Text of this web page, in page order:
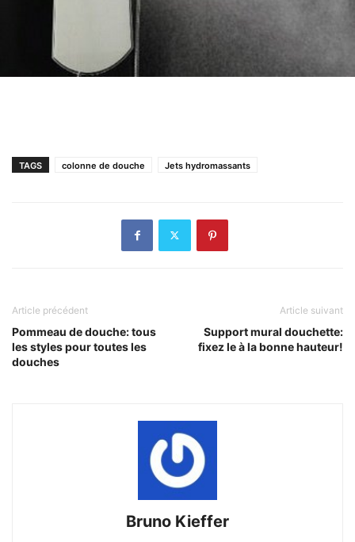
TAGS colonne de douche Jets hydromassants
Article précédent
Pommeau de douche: tous
les styles pour toutes les
douches
Article suivant
Support mural douchette:
fixez le à la bonne hauteur!
Bruno Kieffer